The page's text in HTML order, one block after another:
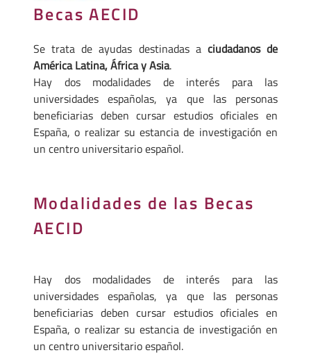
Becas AECID
Se trata de ayudas destinadas a ciudadanos de
América Latina, África y Asia.
Hay dos modalidades de interés para las
universidades españolas, ya que las personas
beneficiarias deben cursar estudios oficiales en
España, o realizar su estancia de investigación en
un centro universitario español.
Modalidades de las Becas
AECID
Hay dos modalidades de interés para las
universidades españolas, ya que las personas
beneficiarias deben cursar estudios oficiales en
España, o realizar su estancia de investigación en
un centro universitario español.